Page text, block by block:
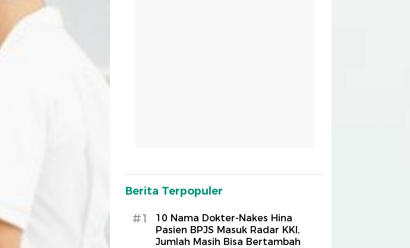
Berita Terpopuler
#1
10 Nama Dokter-Nakes Hina
Pasien BPJS Masuk Radar KKI,
Jumlah Masih Bisa Bertambah